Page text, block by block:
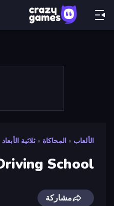
الألعاب » المحاكاة » ثلاثية الأبعاد
School
مشاركة